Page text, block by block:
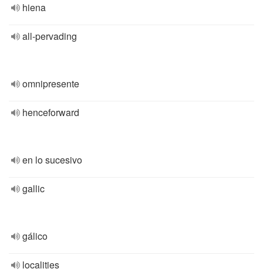
hiena
all-pervading
omnipresente
henceforward
en lo sucesivo
gallic
gálico
localities